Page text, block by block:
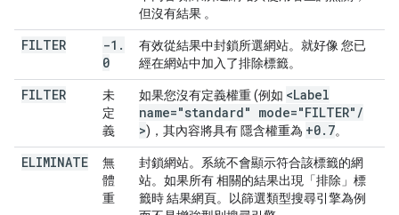
但沒有結果 。
FILTER -1 .
0
有效從結果中封鎖所選網站。就好像 您已
經在網站中加入了排除標籤。
FILTER
未
定
義
如果您沒有定義權重 (例如 <Label
name="standard" mode="FILTER" /
>)，其內容將具有 隱含權重為 +0. 7。
ELIMINATE
無
體
重
封鎖網站。系統不會顯示符合該標籤的網
站。如果所有 相關的結果出現「排除」標
籤時 結果網頁。以篩選類型搜尋引擎為例